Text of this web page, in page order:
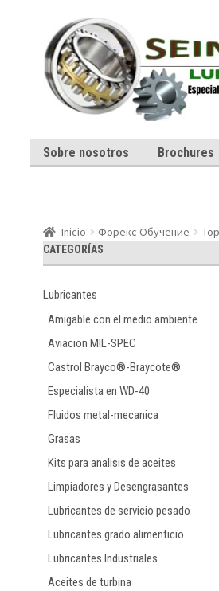
a
la
navegación
al
contenido
Sobre nosotros Brochures
Inicio Форекс Обучение
CATEGORÍAS
Lubricantes
Amigable con el medio ambiente
Aviacion MIL-SPEC
Castrol Brayco®-Braycote®
Especialista en WD-40
Fluidos metal-mecanica
Grasas
Kits para analisis de aceites
Limpiadores y Desengrasantes
Lubricantes de servicio pesado
Lubricantes grado alimenticio
Lubricantes Industriales
Aceites de turbina